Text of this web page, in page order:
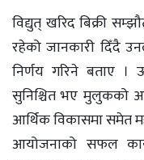
विद्युत् खरिद बिक्री
रहेको जानकारी दिँदै
निर्णय गरिने बताए ।
सुनिश्चित भए मुलुकको
आर्थिक विकासमा समेत
आयोजनाको सफल